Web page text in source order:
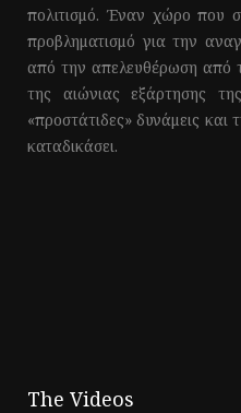
πολιτισμό. Έναν χώρο που
προβληματισμό για την
από την απελευθέρωση από
της αιώνιας εξάρτησης
«προστάτιδες» δυνάμεις
καταδικάσει.
The Videos